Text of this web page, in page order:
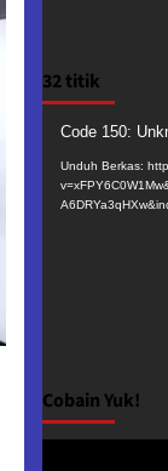
32 titik
Pemutar
Video
Code 150:
Unduh Berkas:
Cobain Yuk!